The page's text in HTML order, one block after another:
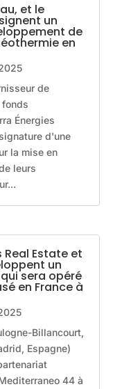
et le
un
de
en
de
Énergies
d'une
la mise en
leurs
Real Estate et
un
sera opéré
en France à
Billancourt,
Espagne)
44 à